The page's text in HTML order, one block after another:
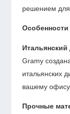
решением для
Итальянский
Gramy
итальянских
вашему офису
Прочные